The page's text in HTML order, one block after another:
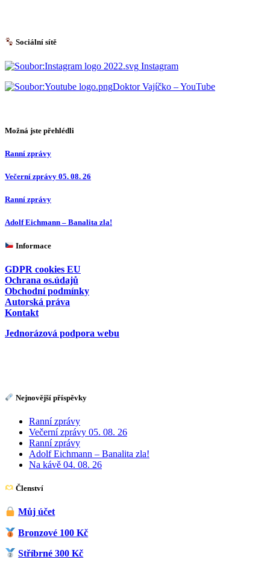
Sociální sítě
Instagram
Doktor Vajíčko – YouTube
Možná jste přehlédli
Ranní zprávy
Večerní zprávy 05. 08. 26
Ranní zprávy
Adolf Eichmann – Banalita zla!
Informace
GDPR cookies EU
Ochrana os.údajů
Obchodní podmínky
Autorská práva
Kontakt
Jednorázová podpora webu
Nejnovější příspěvky
Ranní zprávy
Večerní zprávy 05. 08. 26
Ranní zprávy
Adolf Eichmann – Banalita zla!
Na kávě 04. 08. 26
Členství
Můj účet
Bronzové 100 Kč
Stříbrné 300 Kč